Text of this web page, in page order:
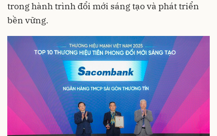
trong hành trình đổi mới sáng tạo và phát triển
bền vững.